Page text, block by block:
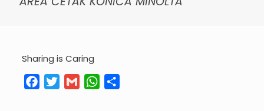
Sharing is Caring
FacebookTwitterGmail WhatsApp